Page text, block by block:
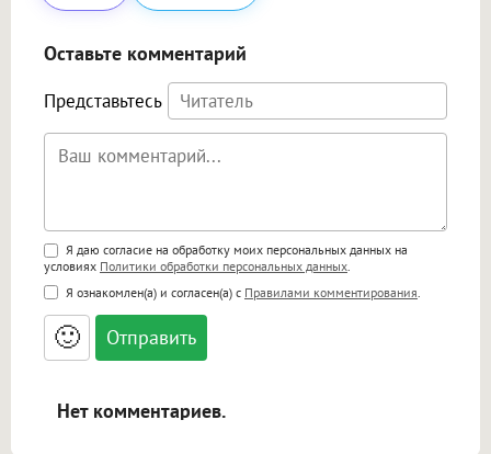
Оставьте комментарий
Представьтесь
Поддержка HTML
<b>, <strong>, <u>, <i>, <em>, <s>, <big>,
<small>, <sup>, <sub>, <pre>, <ul>, <ol>, <li>,
<blockquote>, <code> экранирует HTML,
адреса URL автоматически становятся
ссылками, и [img]адрес[/img] будет
Я даю согласие на обработку моих персональных данных на
условиях Политики обработки персональных данных
Я ознакомлен(а) и согласен(а) с Правилами комментирования
🙂
Нет комментариев.